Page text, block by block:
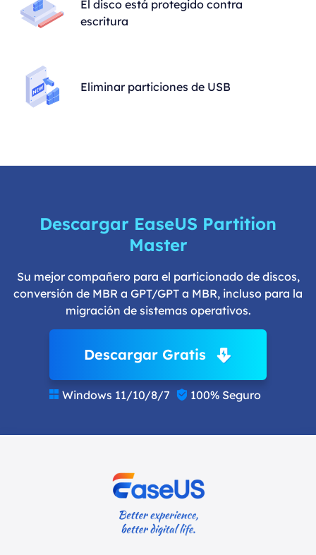
El disco está protegido contra
escritura
Eliminar particiones de USB
Descargar EaseUS Partition
Master
Su mejor compañero para el particionado de discos,
conversión de MBR a GPT/GPT a MBR, incluso para la
migración de sistemas operativos.
Descargar Gratis
 Windows 11/10/8/7  100% Seguro